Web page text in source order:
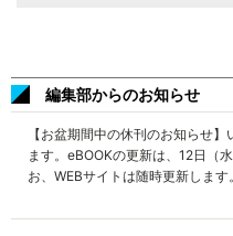
編集部からのお知らせ
【お盆期間中の休刊のお知らせ
ます。eBOOKの更新は、12日（
お、WEBサイトは随時更新します。